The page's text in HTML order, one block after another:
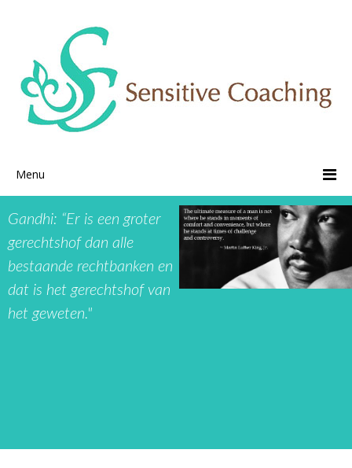
Menu
Gandhi: “Er is een groter
gerechtshof dan alle
bestaande rechtbanken en
dat is het gerechtshof van
het geweten."